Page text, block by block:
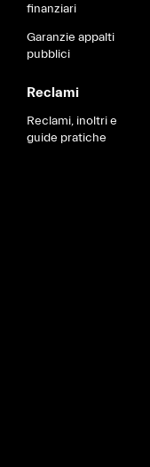
Reclami
Reclami, inoltri e
guide pratiche
finanziari
Garanzie appalti
pubblici